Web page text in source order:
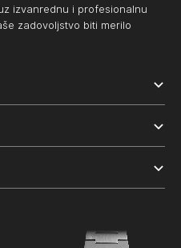
izvanrednu i profesionalnu
zadovoljstvo biti merilo